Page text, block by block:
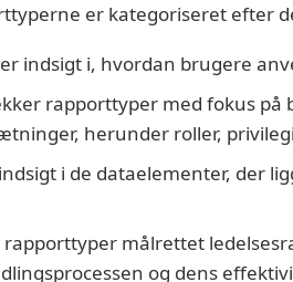
er kategoriseret efter
indsigt i, hvordan brugere
rapporttyper med fokus på
herunder roller,
i de dataelementer, der
målrettet
og dens